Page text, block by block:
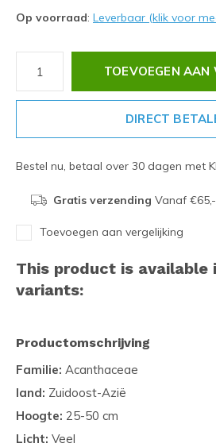
Op voorraad: Leverbaar (klik voor
TOEVOEGEN AAN
DIRECT
Bestel nu, betaal over 30 dagen met
Gratis verzending Vanaf €65,-
Toevoegen aan vergelijking
This product is
variants:
Productomschrijving
Familie: Acanthaceae
land: Zuidoost-Azië
Hoogte: 25-50 cm
Licht: Veel